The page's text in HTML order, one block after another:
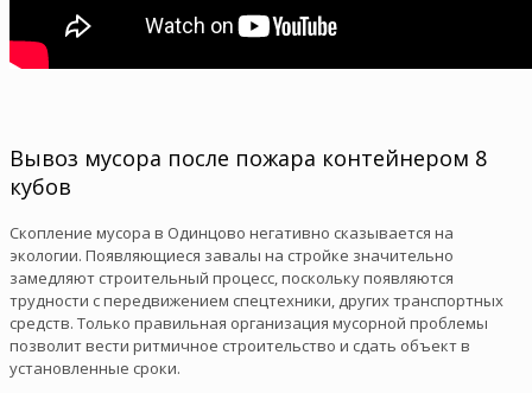
Вывоз мусора после пожара контейнером 8
кубов
Скопление мусора в Одинцово негативно сказывается на
экологии. Появляющиеся завалы на стройке значительно
замедляют строительный процесс, поскольку появляются
трудности с передвижением спецтехники, других транспортных
средств. Только правильная организация мусорной проблемы
позволит вести ритмичное строительство и сдать объект в
установленные сроки.